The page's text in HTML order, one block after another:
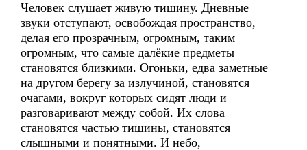
Человек слушает живую тишину. Дневные
звуки отступают, освобождая пространство,
делая его прозрачным, огромным, таким
огромным, что самые далёкие предметы
становятся близкими. Огоньки, едва заметные
на другом берегу за излучиной, становятся
очагами, вокруг которых сидят люди и
разговаривают между собой. Их слова
становятся частью тишины, становятся
слышными и понятными. И небо,